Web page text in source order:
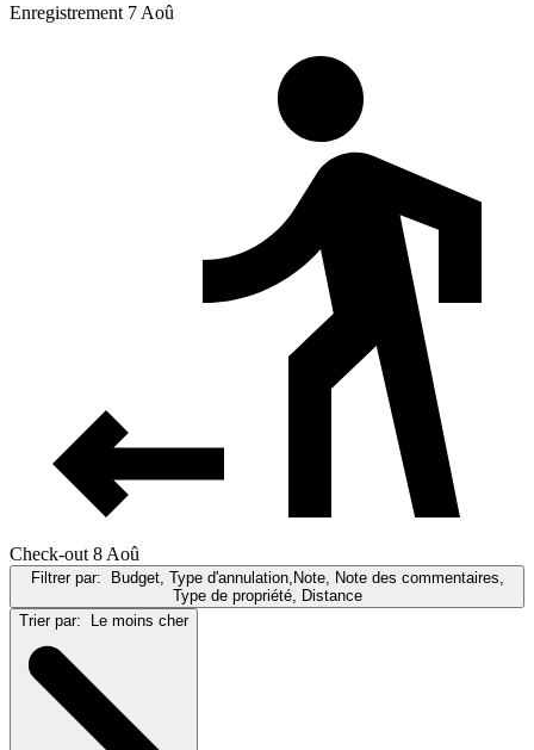
Enregistrement 7 Aoû
Check-out 8 Aoû
Filtrer par:
Budget, Type d'annulation,Note, Note des commentaires,
Type de propriété, Distance
Trier par:
Le moins cher